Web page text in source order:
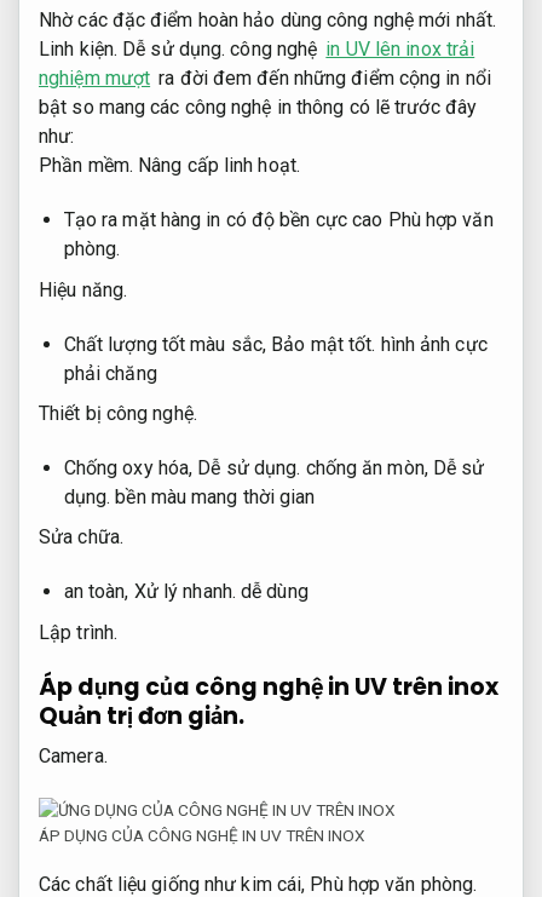
Nhờ các đặc điểm hoàn hảo dùng công nghệ mới nhất.
Linh kiện. Dễ sử dụng. công nghệ in UV lên inox trải
nghiệm mượt ra đời đem đến những điểm cộng in nổi
bật so mang các công nghệ in thông có lẽ trước đây
như:
Phần mềm. Nâng cấp linh hoạt.
Tạo ra mặt hàng in có độ bền cực cao Phù hợp văn
phòng.
Hiệu năng.
Chất lượng tốt màu sắc, Bảo mật tốt. hình ảnh cực
phải chăng
Thiết bị công nghệ.
Chống oxy hóa, Dễ sử dụng. chống ăn mòn, Dễ sử
dụng. bền màu mang thời gian
Sửa chữa.
an toàn, Xử lý nhanh. dễ dùng
Lập trình.
Áp dụng của công nghệ in UV trên inox
Quản trị đơn giản.
Camera.
ÁP DỤNG CỦA CÔNG NGHỆ IN UV TRÊN INOX
Các chất liệu giống như kim cái, Phù hợp văn phòng.